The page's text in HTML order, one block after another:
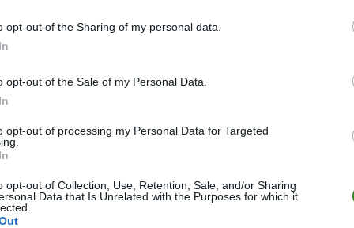
opt-out of the Sharing of my personal data.
opt-out of the Sale of my Personal Data.
opt-out of processing my Personal Data for Targeted
opt-out of Collection, Use, Retention, Sale, and/or Sharing
Data that Is Unrelated with the Purposes for which it
26 79-
54-52
26 37 11 58-
26 35 10 5
26 34 10 4 52-